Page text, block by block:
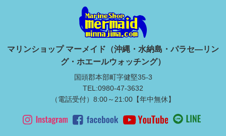
マリンショップ マーメイド（沖縄・水納島・パラセ―リン
グ・ホエールウォッチング）
国頭郡本部町字健堅35-3
TEL:0980-47-3632
（電話受付）8:00～21:00【年中無休】